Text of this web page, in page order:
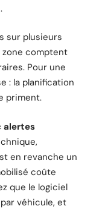
sur plusieurs
comptent
Pour une
: la planification
priment.
alertes
en revanche un
coûte
que le logiciel
véhicule, et